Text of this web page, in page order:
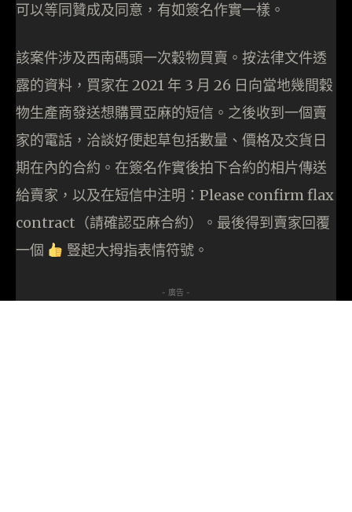
可以等同贊成及同意，有如簽名作實一樣。
該案件涉及西南碼頭一次穀物買賣。按法律文件透
露的資料，買家在 2021 年 3 月 26 日向當地幾間穀
物生產商發送想購買亞麻的短信。之後收到一個賣
家的電話，洽談好便起草包括數量、價格及交貨日
期在內的合約。在簽名作實後拍下合約的相片傳送
給賣家，以及在短信中注明：Please confirm flax
contract（請確認亞麻合約）。最後得到賣家回覆
一個
豎起大拇指表情符號。
- 廣告 -